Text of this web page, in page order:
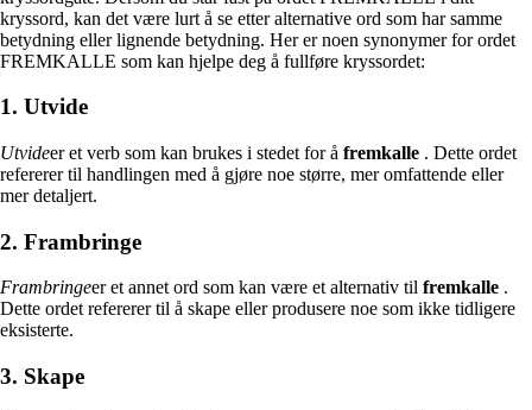
kryssord, kan det være lurt å se etter alternative ord som har samme
betydning eller lignende betydning. Her er noen synonymer for ordet
FREMKALLE som kan hjelpe deg å fullføre kryssordet:
1. Utvide
Utvideer et verb som kan brukes i stedet for å fremkalle . Dette ordet
refererer til handlingen med å gjøre noe større, mer omfattende eller
mer detaljert.
2. Frambringe
Frambringeer et annet ord som kan være et alternativ til fremkalle .
Dette ordet refererer til å skape eller produsere noe som ikke tidligere
eksisterte.
3. Skape